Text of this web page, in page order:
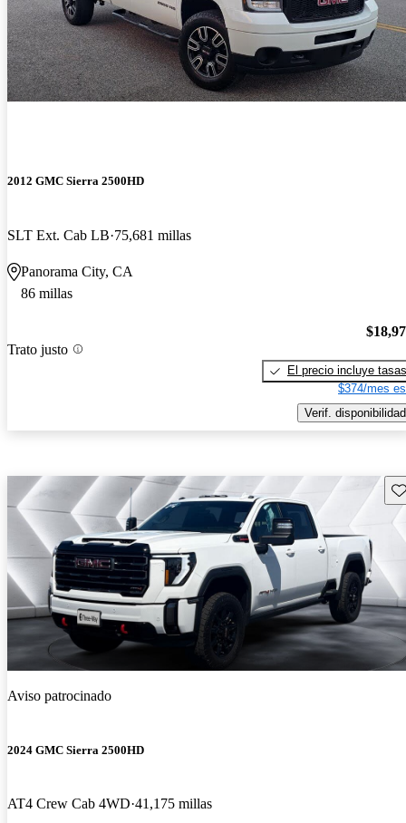
2012 GMC Sierra 2500HD
SLT Ext. Cab LB 75,681 millas
Panorama City, CA
86 millas
Trato justo
El precio incluye tasas
$374/mes
Verif. disponibilidad
Aviso patrocinado
2024 GMC Sierra 2500HD
AT4 Crew Cab 4WD 41,175 millas